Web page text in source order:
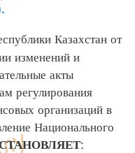
Казахстан от
изменений и
акты
регулирования
организаций в
Национального
: